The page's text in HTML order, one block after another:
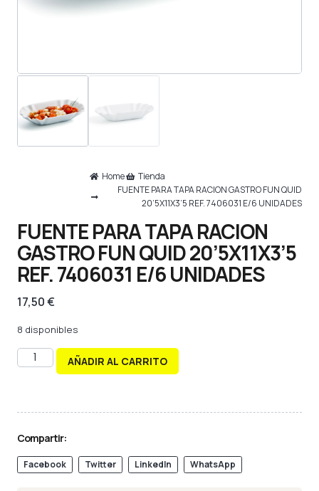
Home
Tienda
FUENTE PARA TAPA RACION GASTRO FUN QUID
20’5X11X3’5 REF. 7406031 E/6 UNIDADES
FUENTE PARA TAPA RACION
GASTRO FUN QUID 20’5X11X3’5
REF. 7406031 E/6 UNIDADES
17,50€
8 disponibles
AÑADIR AL CARRITO
Compartir:
Facebook Twitter LinkedIn WhatsApp